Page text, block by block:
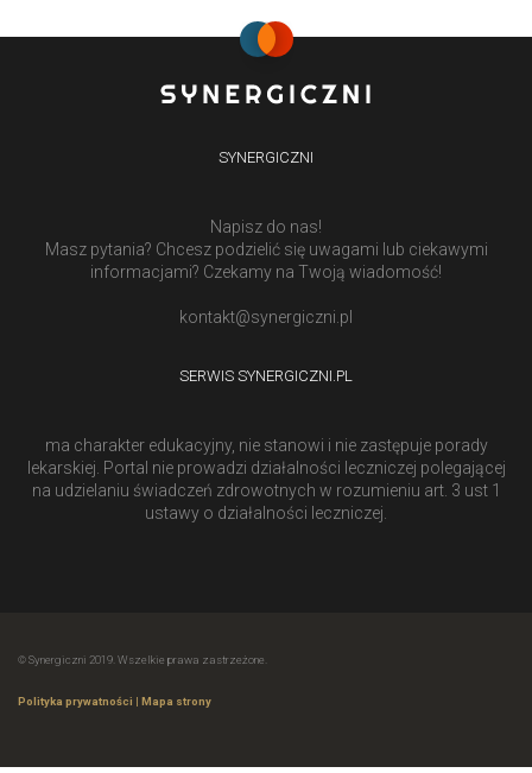
SYNERGICZNI
Napisz do nas!
Masz pytania? Chcesz podzielić się uwagami lub ciekawymi
informacjami? Czekamy na Twoją wiadomość!
kontakt@synergiczni.pl
SERWIS SYNERGICZNI.PL
ma charakter edukacyjny, nie stanowi i nie zastępuje porady
lekarskiej. Portal nie prowadzi działalności leczniczej polegającej
na udzielaniu świadczeń zdrowotnych w rozumieniu art. 3 ust 1
ustawy o działalności leczniczej.
© Synergiczni 2019. Wszelkie prawa zastrzeżone.
Polityka prywatności | Mapa strony